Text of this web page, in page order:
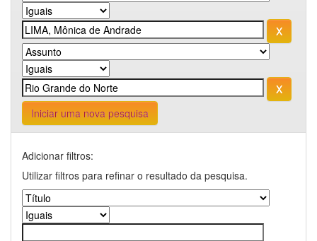
Iniciar uma nova pesquisa
Adicionar filtros:
Utilizar filtros para refinar o resultado da pesquisa.